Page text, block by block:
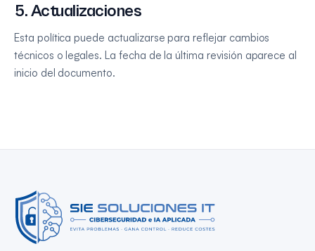
5. Actualizaciones
Esta política puede actualizarse para reflejar cambios
técnicos o legales. La fecha de la última revisión aparece al
inicio del documento.